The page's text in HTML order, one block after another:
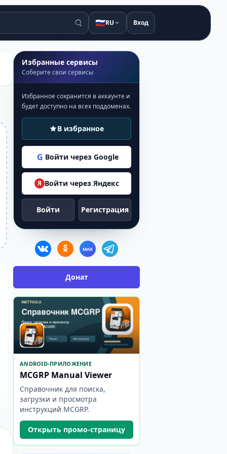
🇷🇺RU Вход
Избранные сервисы
Соберите свои сервисы
Избранное сохранится в аккаунте и
будет доступно на всех поддоменах.
В избранное
G Войти через Google
Я Войти через Яндекс
Войти Регистрация
MAX
Донат
ANDROID-ПРИЛОЖЕНИЕ
MCGRP Manual Viewer
Справочник для поиска,
загрузки и просмотра
инструкций MCGRP.
Открыть промо-страницу